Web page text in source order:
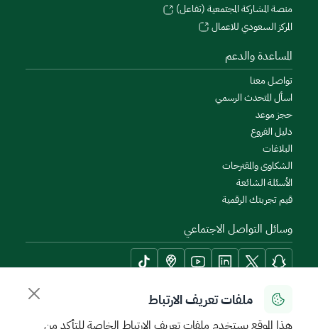
ملفات تعريف الارتباط
هذا الموقع يستخدم ملفات تعريف الارتباط الخاصة للتأكد من
منصة المشاركة المجتمعية (تفاعل)
المركز السعودي للاعمال
المساعدة والدعم
تواصل معنا
اسأل المتحدث الرسمي
حجز موعد
دليل الفروع
البلاغات
الشكاوى والمقترحات
الأسئلة الشائعة
قيم تجربتك الرقمية
وسائل التواصل الاجتماعي
أدوات الإتاحة وامكانية الوصول